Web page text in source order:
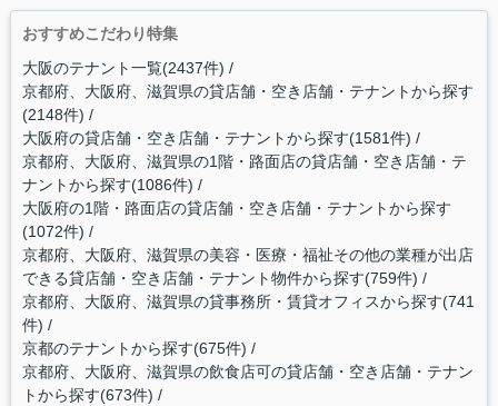
おすすめこだわり特集
大阪のテナント一覧(2437件)
京都府、大阪府、滋賀県の貸店舗・空き店舗・テナントから探す
(2148件)
大阪府の貸店舗・空き店舗・テナントから探す(1581件)
京都府、大阪府、滋賀県の1階・路面店の貸店舗・空き店舗・テ
ナントから探す(1086件)
大阪府の1階・路面店の貸店舗・空き店舗・テナントから探す
(1072件)
京都府、大阪府、滋賀県の美容・医療・福祉その他の業種が出店
できる貸店舗・空き店舗・テナント物件から探す(759件)
京都府、大阪府、滋賀県の貸事務所・賃貸オフィスから探す(741
件)
京都のテナントから探す(675件)
京都府、大阪府、滋賀県の飲食店可の貸店舗・空き店舗・テナン
トから探す(673件)